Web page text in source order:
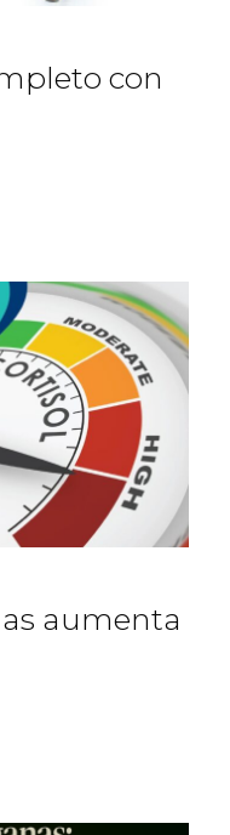
con
aumenta